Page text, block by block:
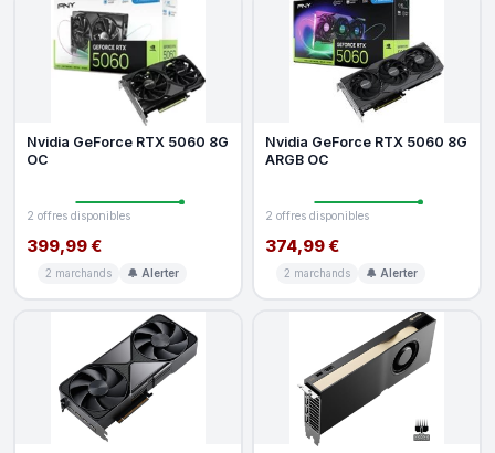
Nvidia GeForce RTX 5060 8G
OC
2 offres disponibles
399,99 €
2 marchands 🔔 Alerter
Nvidia GeForce RTX 5060 8G
ARGB OC
2 offres disponibles
374,99 €
2 marchands 🔔 Alerter